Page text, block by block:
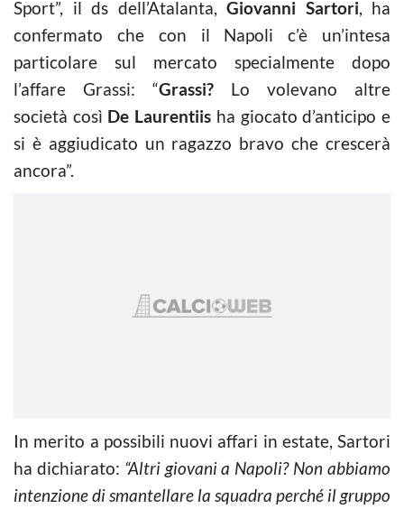
Sport”, il ds dell’Atalanta, Giovanni Sartori, ha
confermato che con il Napoli c’è un’intesa
particolare sul mercato specialmente dopo
l’affare Grassi: “Grassi? Lo volevano altre
società così De Laurentiis ha giocato d’anticipo e
si è aggiudicato un ragazzo bravo che crescerà
ancora”.
In merito a possibili nuovi affari in estate, Sartori
ha dichiarato: “Altri giovani a Napoli? Non abbiamo
intenzione di smantellare la squadra perché il gruppo